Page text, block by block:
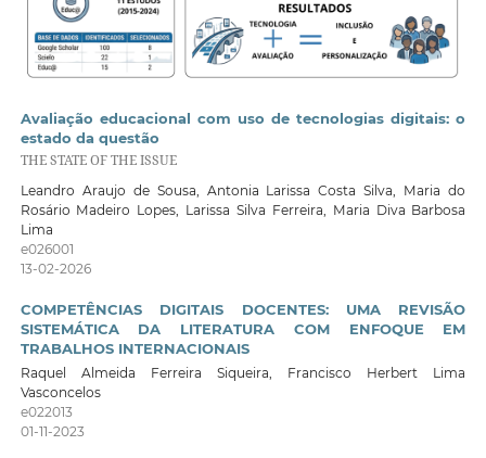
Avaliação educacional com uso de tecnologias digitais: o
estado da questão
THE STATE OF THE ISSUE
Leandro Araujo de Sousa, Antonia Larissa Costa Silva, Maria do
Rosário Madeiro Lopes, Larissa Silva Ferreira, Maria Diva Barbosa
Lima
e026001
13-02-2026
COMPETÊNCIAS DIGITAIS DOCENTES: UMA REVISÃO
SISTEMÁTICA DA LITERATURA COM ENFOQUE EM
TRABALHOS INTERNACIONAIS
Raquel Almeida Ferreira Siqueira, Francisco Herbert Lima
Vasconcelos
e022013
01-11-2023